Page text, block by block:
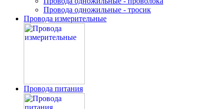
Провода одножильные - тросик
Провода измерительные
Провода питания